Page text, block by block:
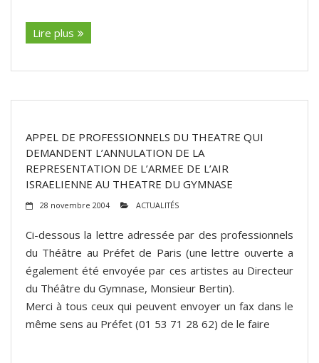
Lire plus
APPEL DE PROFESSIONNELS DU THEATRE QUI
DEMANDENT L’ANNULATION DE LA
REPRESENTATION DE L’ARMEE DE L’AIR
ISRAELIENNE AU THEATRE DU GYMNASE
28 novembre 2004 ACTUALITÉS
Ci-dessous la lettre adressée par des professionnels
du Théâtre au Préfet de Paris (une lettre ouverte a
également été envoyée par ces artistes au Directeur
du Théâtre du Gymnase, Monsieur Bertin).
Merci à tous ceux qui peuvent envoyer un fax dans le
même sens au Préfet (01 53 71 28 62) de le faire